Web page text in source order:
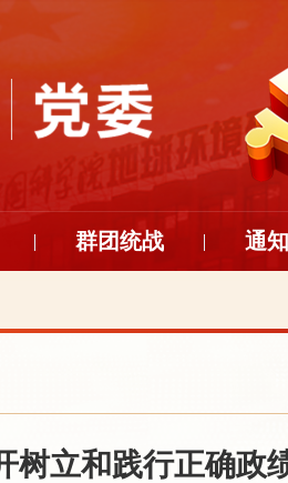
群团统战 通
树立和践行正确政